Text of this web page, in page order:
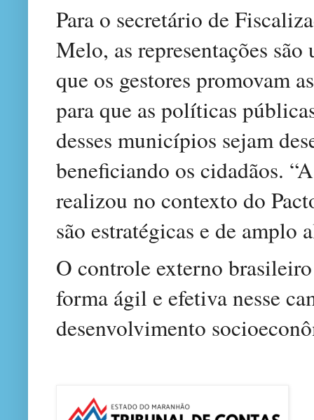
Para o secretário de
Melo, as representações
que os gestores promovam
para que as políticas
desses municípios sejam
beneficiando os cidadãos.
realizou no contexto do
são estratégicas e de amplo
O controle externo
forma ágil e efetiva nesse
desenvolvimento